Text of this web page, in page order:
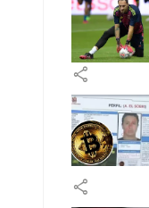
share
share